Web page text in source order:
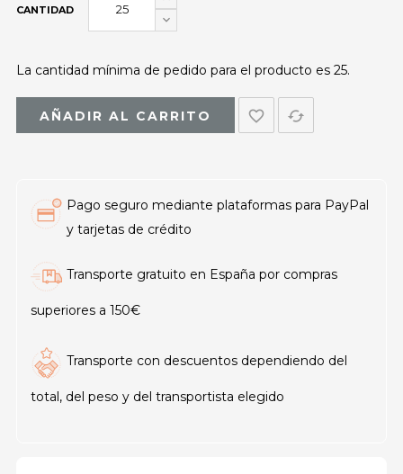
CANTIDAD
La cantidad mínima de pedido para el producto es 25.
AÑADIR AL CARRITO favorite_border cached
Pago seguro mediante plataformas para PayPal
y tarjetas de crédito
Transporte gratuito en España por compras
superiores a 150€
Transporte con descuentos dependiendo del
total, del peso y del transportista elegido